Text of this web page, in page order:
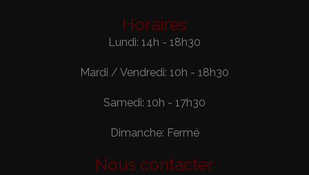
Horaires
Lundi: 14h - 18h30
Mardi / Vendredi: 10h - 18h30
Samedi: 10h - 17h30
Dimanche: Fermé
Nous contacter